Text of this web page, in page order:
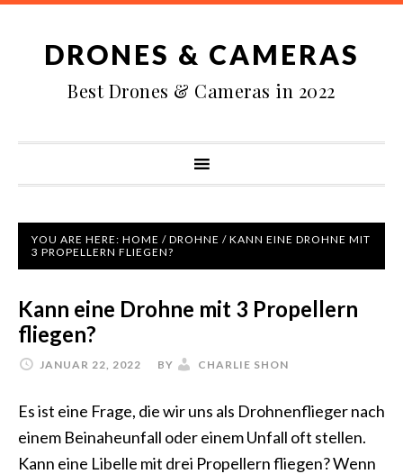
DRONES & CAMERAS
Best Drones & Cameras in 2022
YOU ARE HERE: HOME / DROHNE / KANN EINE DROHNE MIT
3 PROPELLERN FLIEGEN?
Kann eine Drohne mit 3 Propellern
fliegen?
JANUAR 22, 2022 BY CHARLIE SHON
Es ist eine Frage, die wir uns als Drohnenflieger nach
einem Beinaheunfall oder einem Unfall oft stellen.
Kann eine Libelle mit drei Propellern fliegen? Wenn